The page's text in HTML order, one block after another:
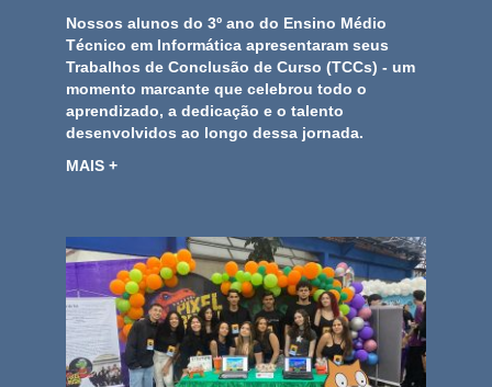
Nossos alunos do 3º ano do Ensino Médio
Técnico em Informática apresentaram seus
Trabalhos de Conclusão de Curso (TCCs) - um
momento marcante que celebrou todo o
aprendizado, a dedicação e o talento
desenvolvidos ao longo dessa jornada.
MAIS +